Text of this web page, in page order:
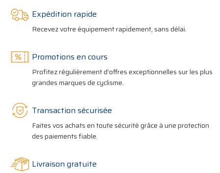
Expédition rapide
Recevez votre équipement rapidement, sans délai.
Promotions en cours
Profitez régulièrement d'offres exceptionnelles sur les plus
grandes marques de cyclisme.
Transaction sécurisée
Faites vos achats en toute sécurité grâce à une protection
des paiements fiable.
Livraison gratuite